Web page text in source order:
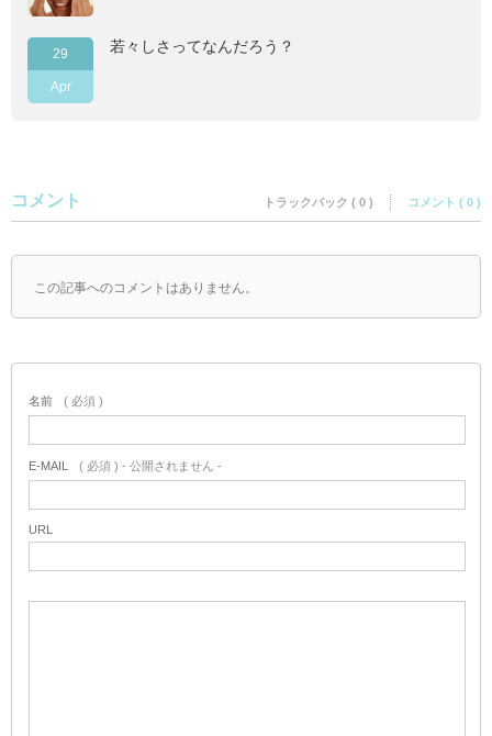
29
Apr
若々しさってなんだろう？
コメント トラックバック ( 0 ) コメント ( 0 )
この記事へのコメントはありません。
名前 ( 必須 )
E-MAIL ( 必須 ) - 公開されません -
URL